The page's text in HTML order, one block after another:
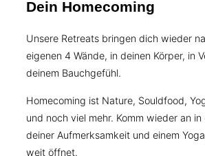
Dein Homecoming
Unsere Retreats bringen dich wieder
eigenen 4 Wände, in deinen Körper, in
deinem Bauchgefühl.
Homecoming ist Nature, Souldfood,
und noch viel mehr. Komm wieder an in
deiner Aufmerksamkeit und einem
weit öffnet.